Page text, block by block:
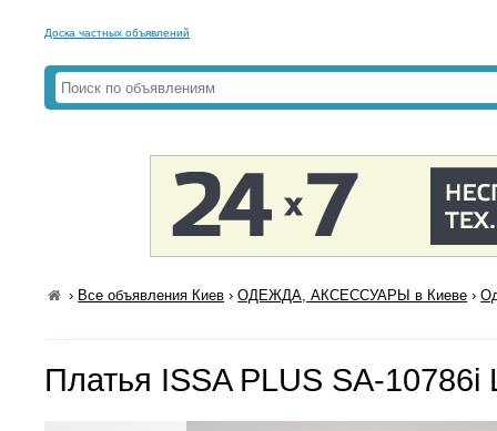
Доска частных объявлений
› Все объявления Киев ›ОДЕЖДА, АКСЕССУАРЫ в Киеве ›
Платья ISSA PLUS SA-10786i